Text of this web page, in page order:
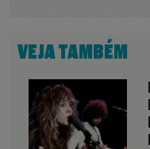
VEJA TAMBÉM